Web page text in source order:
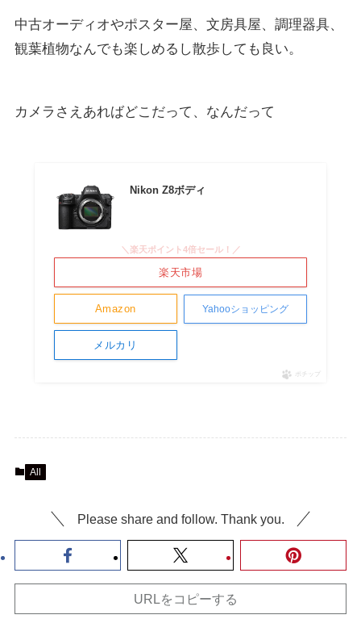
中古オーディオやポスター屋、文房具屋、調理器具、
観葉植物なんでも楽しめるし散歩しても良い。
カメラさえあればどこだって、なんだって
Nikon Z8ボディ
Amazon
＼楽天ポイント4倍セール！／
楽天市場
Yahooショッピング
メルカリ
ポチップ
All
Please share and follow. Thank you.
URLをコピーする